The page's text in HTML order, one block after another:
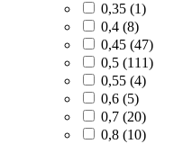
0,35 (1)
0,4 (8)
0,45 (47)
0,5 (111)
0,55 (4)
0,6 (5)
0,7 (20)
0,8 (10)